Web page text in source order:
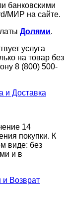
банковскими
МИР на сайте.
Долями.
услуга
на товар без
8 (800) 500-
и Доставка
14
покупки. К
виде: без
и в
Возврат